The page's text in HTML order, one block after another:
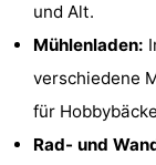
tun
Museen
-
Denkmäler
Mühlen
-
und Alt.
Mühlenladen:
verschiedene
für
Rad- und